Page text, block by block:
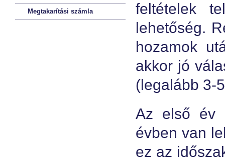
Megtakarítási számla
feltételek
lehetőség.
hozamok
akkor jó
(legalább 3-
Az első év
évben van
ez az